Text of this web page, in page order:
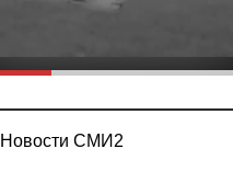
Новости СМИ2